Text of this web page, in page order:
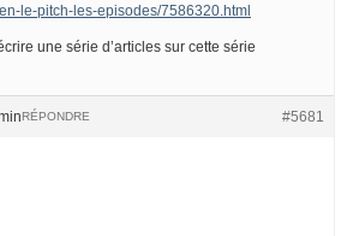
le-pitch-les-episodes/7586320.html
une série d’articles sur cette série
#5681
RÉPONDRE